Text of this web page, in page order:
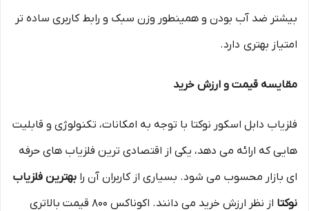
بیشتر ضد آب بودن و همینطور وزن سبک و رابط کاربری ساده تر
امتیاز بهتری دارد.
مقایسه قیمت و ارزش خرید
فلزیاب دابل اسکور نوکتا با توجه به امکانات، تکنولوژی و قابلیت‌
هایی که ارائه می‌ دهد، یکی از اقتصادی‌ ترین فلزیاب های حرفه‌
ای بازار محسوب می‌ شود. بسیاری از کاربران آن را بهترین فلزیاب
نوکتا
از نظر ارزش خرید می‌ دانند. اکوناکس 800 قیمت بالاتری